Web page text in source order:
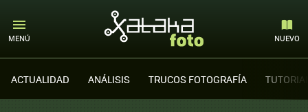
MENÚ NUEVO
ACTUALIDAD ANÁLISIS TRUCOS FOTOGRAFÍA